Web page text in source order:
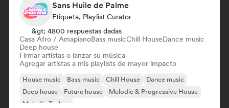
Sans Huile de Palme
Etiqueta, Playlist Curator
&gt; 4800 respuestas dadas
Casa Afro / AmapianoBass musicChill HouseDance music
Deep house
Firmar artistas o lanzar su música
Agregar artistas a mis playlists de mayor impacto
House music Bass music Chill House
Dance music
Deep house
Future house
Melodic & Progressive House
Melodic Techno